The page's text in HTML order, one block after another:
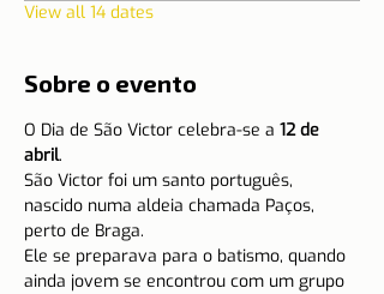
View all 14 dates
Sobre o evento
O Dia de São Victor celebra-se a 12 de
abril.
São Victor foi um santo português,
nascido numa aldeia chamada Paços,
perto de Braga.
Ele se preparava para o batismo, quando
ainda jovem se encontrou com um grupo